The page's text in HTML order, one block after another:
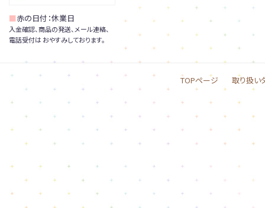
■赤の日付：休業日
入金確認、商品の発送、メール連絡、
電話受付は おやすみしております。
TOPページ 取り扱い